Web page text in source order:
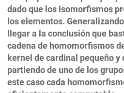
dado que los isomorfismos
los elementos.
llegar a la conclusión que
cadena de homomorfismos
kernel de cardinal pequeño y
partiendo de uno de los
este caso cada